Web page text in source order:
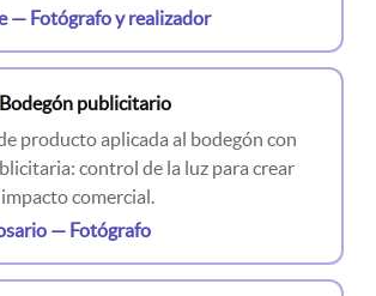
— Fotógrafo y realizador
Bodegón publicitario
producto aplicada al bodegón con
control de la luz para crear
comercial.
— Fotógrafo